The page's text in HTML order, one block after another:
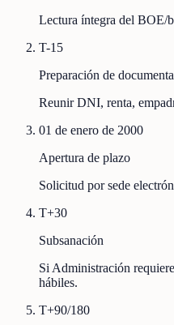
Lectura íntegra del BOE/
T-15
Preparación de
Reunir DNI, renta,
01 de enero de 2000
Apertura de plazo
Solicitud por sede
T+30
Subsanación
Si Administración
hábiles.
T+90/180